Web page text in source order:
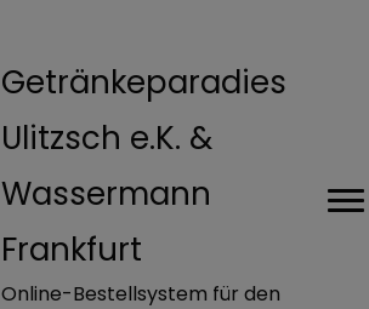
Getränkeparadies
Ulitzsch e.K. &
Wassermann
Frankfurt
Online-Bestellsystem für den